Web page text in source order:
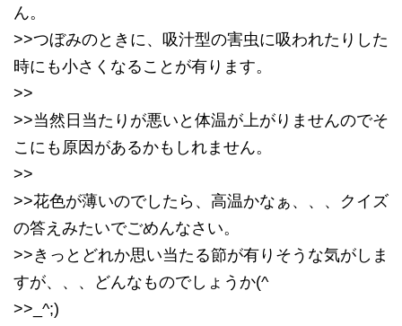
ん。
>>つぼみのときに、吸汁型の害虫に吸われたりした
時にも小さくなることが有ります。
>>
>>当然日当たりが悪いと体温が上がりませんのでそ
こにも原因があるかもしれません。
>>
>>花色が薄いのでしたら、高温かなぁ、、、クイズ
の答えみたいでごめんなさい。
>>きっとどれか思い当たる節が有りそうな気がしま
すが、、、どんなものでしょうか(^
>>_^;)